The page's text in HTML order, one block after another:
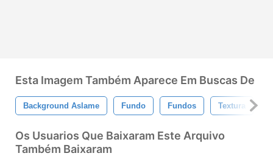
Esta Imagem Também Aparece Em Buscas De
Background Aslame Fundo Fundos Textura
Os Usuarios Que Baixaram Este Arquivo
Também Baixaram